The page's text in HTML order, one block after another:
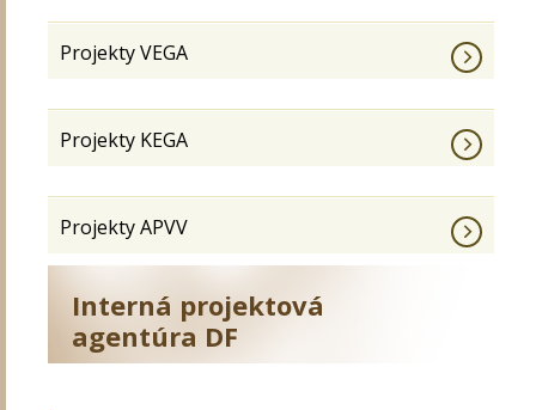
Projekty VEGA
Projekty KEGA
Projekty APVV
Interná projektová
agentúra DF